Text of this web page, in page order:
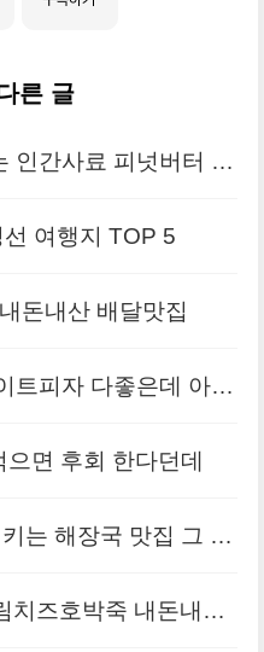
른 글
인간사료 피넛버터 프
여행지 TOP 5
돈내산 배달맛집
트피자 다좋은데 아쉬
면 후회 한다던데
는 해장국 맛집 그 이
치즈호박죽 내돈내산